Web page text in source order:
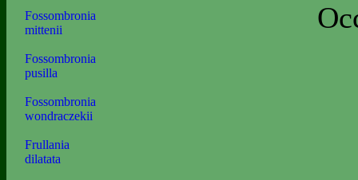
Fossombronia
mittenii
Fossombronia
pusilla
Fossombronia
wondraczekii
Frullania
dilatata